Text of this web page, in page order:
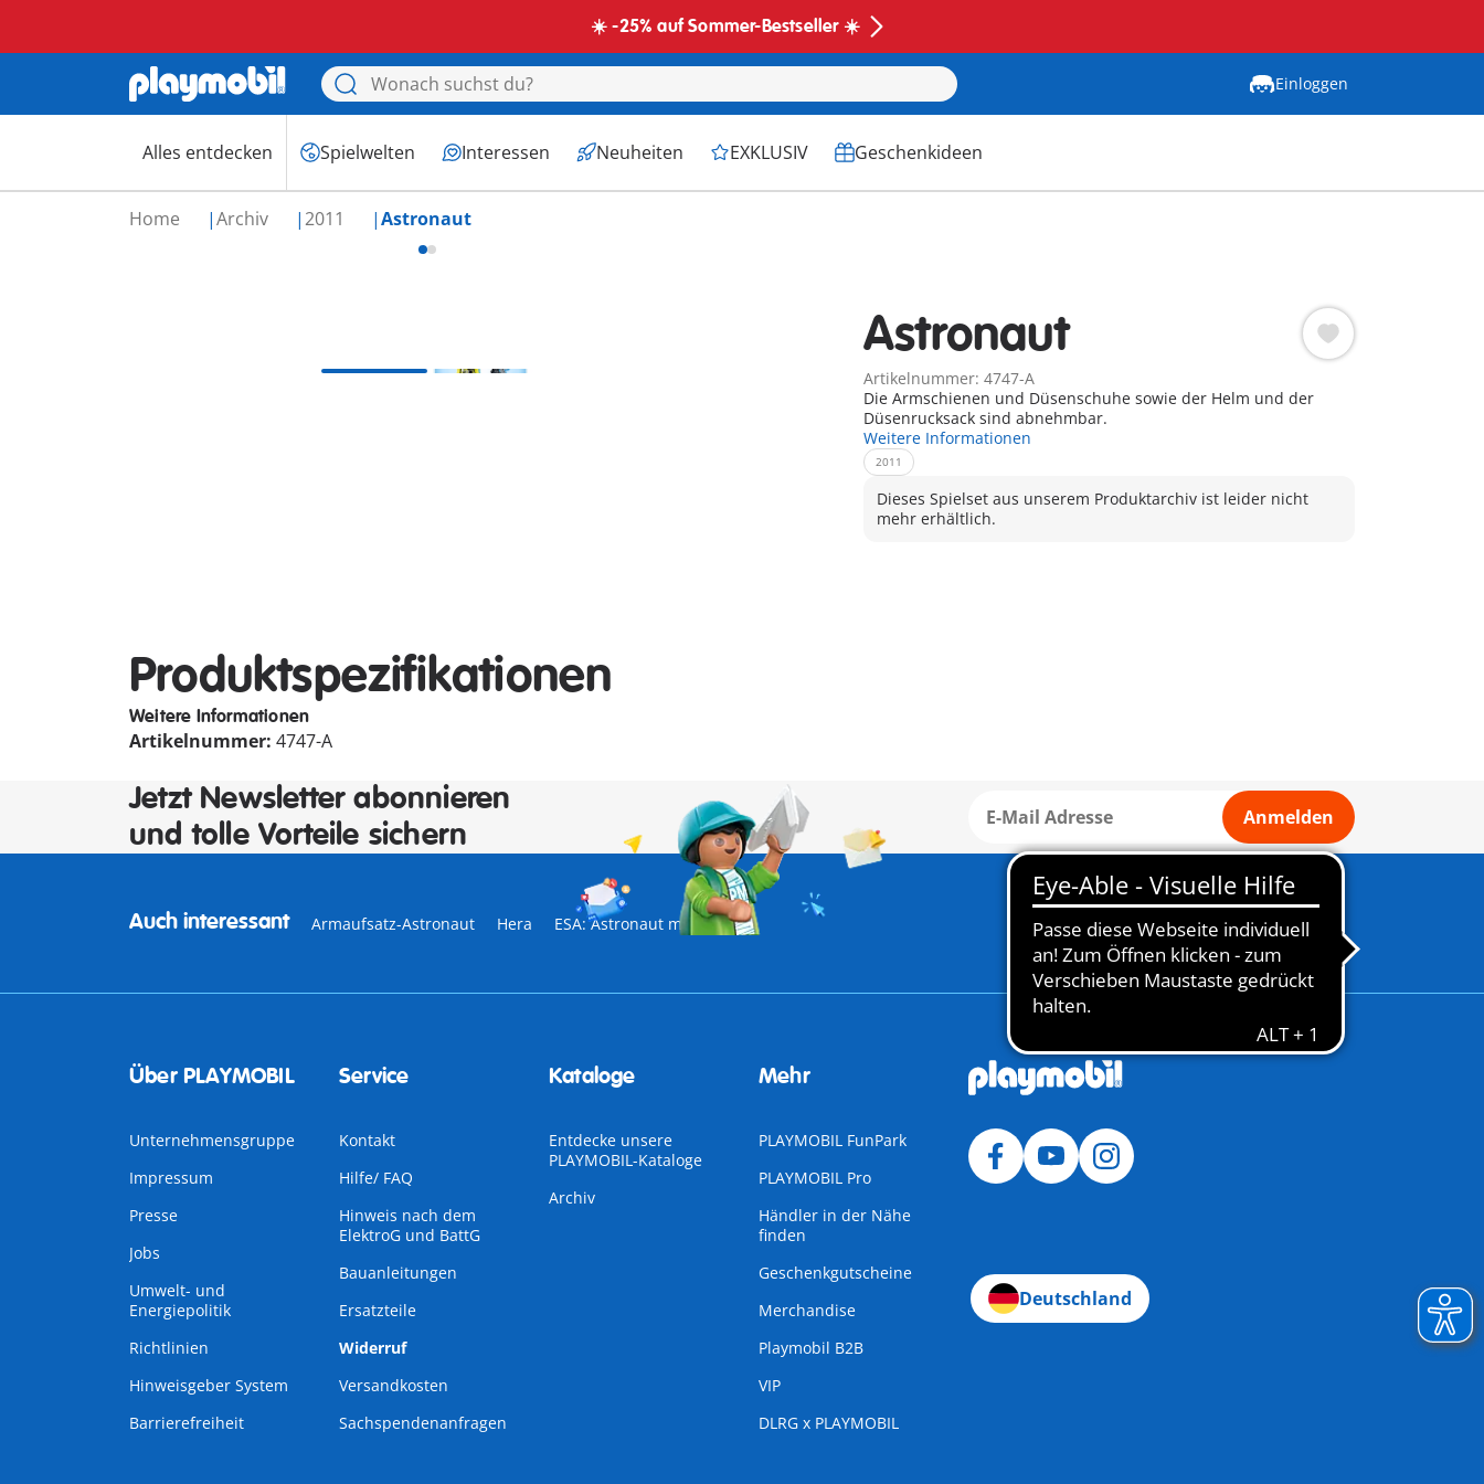
☀️ -25% auf Sommer-Bestseller ☀️
Einloggen
Alles entdecken Spielwelten Interessen Neuheiten EXKLUSIV Geschenkideen
Home Archiv 2011 Astronaut
Astronaut
Artikelnummer: 4747-A
Die Armschienen und Düsenschuhe sowie der Helm und der
Düsenrucksack sind abnehmbar.
Weitere Informationen
2011
Dieses Spielset aus unserem Produktarchiv ist leider nicht
mehr erhältlich.
Produktspezifikationen
Weitere Informationen
Artikelnummer: 4747-A
Jetzt Newsletter abonnieren
und tolle Vorteile sichern
Anmelden
Auch interessant Armaufsatz-Astronaut Hera ESA: Astronaut mit Roboter
Über PLAYMOBIL
Unternehmensgruppe
Impressum
Presse
Jobs
Umwelt- und
Energiepolitik
Richtlinien
Hinweisgeber System
Barrierefreiheit
Service
Kontakt
Hilfe/ FAQ
Hinweis nach dem
ElektroG und BattG
Bauanleitungen
Ersatzteile
Widerruf
Versandkosten
Sachspendenanfragen
Kataloge
Entdecke unsere
PLAYMOBIL-Kataloge
Archiv
Mehr
PLAYMOBIL FunPark
PLAYMOBIL Pro
Händler in der Nähe
finden
Geschenkgutscheine
Merchandise
Playmobil B2B
VIP
DLRG x PLAYMOBIL
Deutschland